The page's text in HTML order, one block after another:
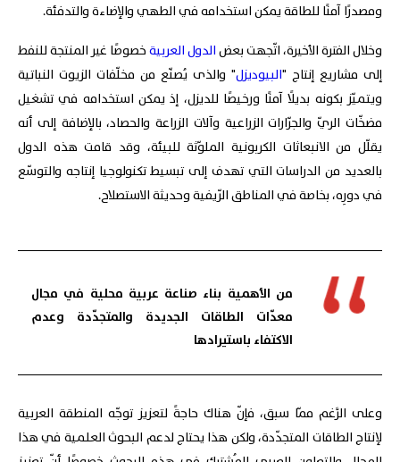
ومصدرًا آمنًا للطاقة يمكن استخدامه في الطهي والإضاءة والتدفئة.
وخلال الفترة الأخيرة، اتّجهت بعضالدول العربيةخصوصًا غير المنتجة للنفط
إلى مشاريع إنتاج "البيوديزل" والذى يُصنّع من مخلّفات الزيوت النباتية
ويتميّز بكونه بديلًا آمنًا ورخيصًا للديزل، إذ يمكن استخدامه في تشغيل
مضخّات الريّ والجرّارات الزراعية وآلات الزراعة والحصاد، بالإضافة إلى أنه
يقلّل من الانبعاثات الكربونية الملوّثة للبيئة، وقد قامت هذه الدول
بالعديد من الدراسات التي تهدف إلى تبسيط تكنولوجيا إنتاجه والتوسّع
في دورِه، بخاصة في المناطق الرّيفية وحديثة الاستصلاح.
من الأهمية بناء صناعة عربية محلية في مجال
معدّات الطاقات الجديدة والمتجدّدة وعدم
الاكتفاء باستيرادها
وعلى الرَّغم ممّا سبق، فإنّ هناك حاجةً لتعزيز توجّه المنطقة العربية
لإنتاج الطاقات المتجدّدة، ولكن هذا يحتاج لدعم البحوث العلمية في هذا